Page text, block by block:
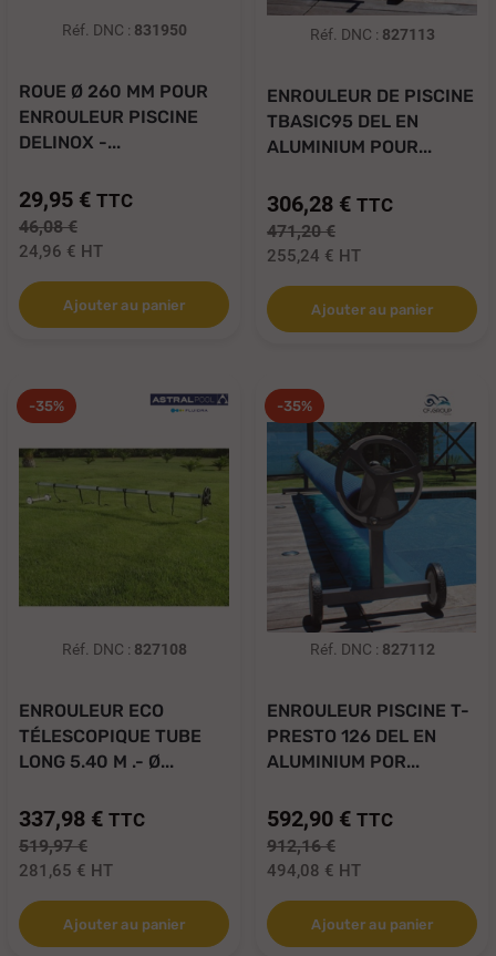
Réf. DNC : 831950
ROUE Ø 260 MM POUR
ENROULEUR PISCINE
DELINOX -...
29,95 € TTC
46,08 €
24,96 € HT
Ajouter au panier
Réf. DNC : 827113
ENROULEUR DE PISCINE
TBASIC95 DEL EN
ALUMINIUM POUR...
306,28 € TTC
471,20 €
255,24 € HT
Ajouter au panier
-35%
Réf. DNC : 827108
ENROULEUR ECO
TÉLESCOPIQUE TUBE
LONG 5.40 M .- Ø...
337,98 € TTC
519,97 €
281,65 € HT
Ajouter au panier
-35%
Réf. DNC : 827112
ENROULEUR PISCINE T-
PRESTO 126 DEL EN
ALUMINIUM POR...
592,90 € TTC
912,16 €
494,08 € HT
Ajouter au panier